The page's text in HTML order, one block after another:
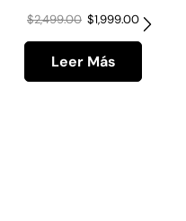
$2,499.00 $1,999.00
Leer Más